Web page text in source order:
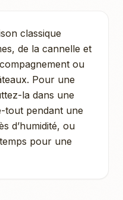
classique
de la cannelle et
ou
Pour une
la dans une
tout pendant une
d’humidité, ou
pour une